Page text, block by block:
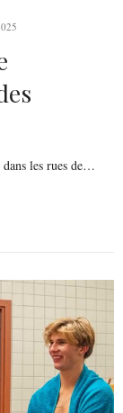
les rues de…